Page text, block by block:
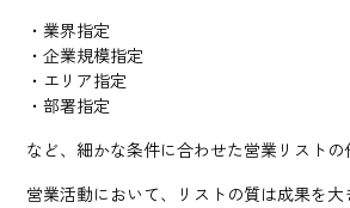
・業界指定
・企業規模指定
・エリア指定
・部署指定
など、細かな条件に合わせた営業リストの
営業活動において、リストの質は成果を大